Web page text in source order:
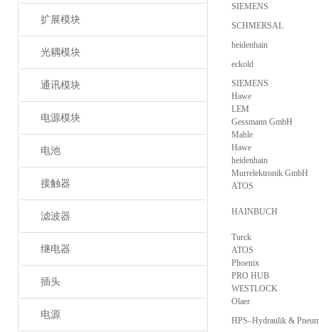
扩展模块
光耦模块
通讯模块
电源模块
电池
接触器
滤波器
继电器
插头
电源
SIEMENS
SCHMERSAL
heidenhain
eckold
SIEMENS
Hawe
LEM
Gessmann GmbH
Mahle
Hawe
heidenhain
Murrelektronik GmbH
ATOS
HAINBUCH
Turck
ATOS
Phoenix
PRO HUB
WESTLOCK
Olaer
HPS–Hydraulik &